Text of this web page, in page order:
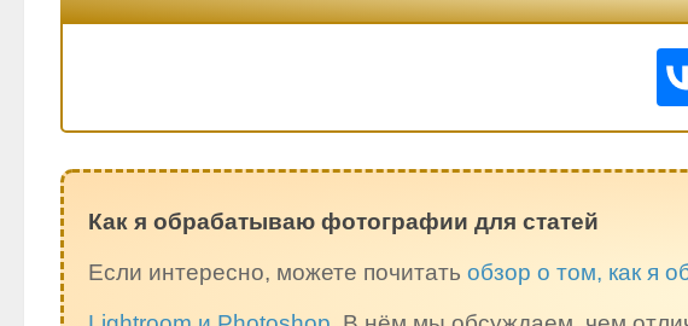
Как я обрабатываю фотографии для статей
Если интересно, можете почитать обзор о том, как я